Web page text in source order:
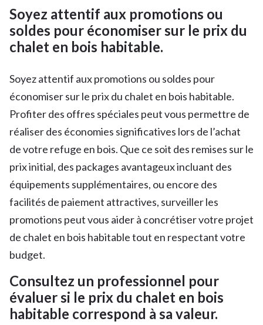
Soyez attentif aux promotions ou
soldes pour économiser sur le prix du
chalet en bois habitable.
Soyez attentif aux promotions ou soldes pour
économiser sur le prix du chalet en bois habitable.
Profiter des offres spéciales peut vous permettre de
réaliser des économies significatives lors de l’achat
de votre refuge en bois. Que ce soit des remises sur le
prix initial, des packages avantageux incluant des
équipements supplémentaires, ou encore des
facilités de paiement attractives, surveiller les
promotions peut vous aider à concrétiser votre projet
de chalet en bois habitable tout en respectant votre
budget.
Consultez un professionnel pour
évaluer si le prix du chalet en bois
habitable correspond à sa valeur.